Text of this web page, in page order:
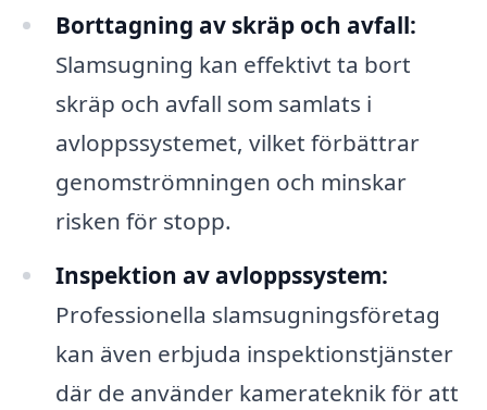
Borttagning av skräp och avfall:
Slamsugning kan effektivt ta bort
skräp och avfall som samlats i
avloppssystemet, vilket förbättrar
genomströmningen och minskar
risken för stopp.
Inspektion av avloppssystem:
Professionella slamsugningsföretag
kan även erbjuda inspektionstjänster
där de använder kamerateknik för att